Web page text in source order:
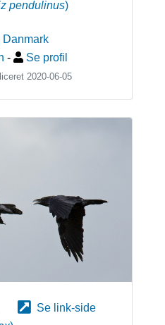
pendulinus)
Danmark
- Se profil
2020-06-05
Se link-side